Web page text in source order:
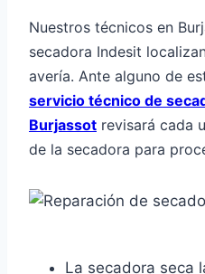
Nuestros técnicos en
secadora Indesit
avería. Ante alguno de
servicio técnico de
Burjassot revisará cada
de la secadora para
La secadora seca